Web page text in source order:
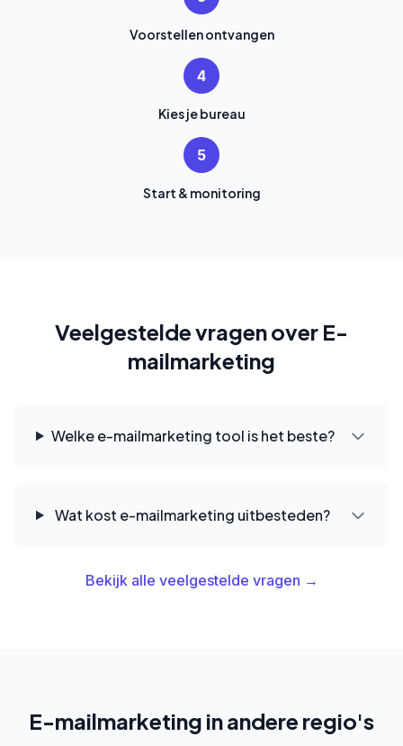
Voorstellen ontvangen
4
Kies je bureau
5
Start & monitoring
Veelgestelde vragen over E-
mailmarketing
Welke e-mailmarketing tool is het beste?
Wat kost e-mailmarketing uitbesteden?
Bekijk alle veelgestelde vragen →
E-mailmarketing in andere regio's